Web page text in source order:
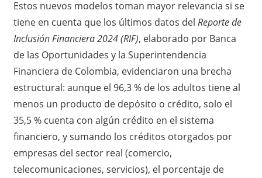
Estos nuevos modelos toman mayor relevancia si se
tiene en cuenta que los últimos datos del Reporte de
Inclusión Financiera 2024 (RIF), elaborado por Banca
de las Oportunidades y la Superintendencia
Financiera de Colombia, evidenciaron una brecha
estructural: aunque el 96,3 % de los adultos tiene al
menos un producto de depósito o crédito, solo el
35,5 % cuenta con algún crédito en el sistema
financiero, y sumando los créditos otorgados por
empresas del sector real (comercio,
telecomunicaciones, servicios), el porcentaje de